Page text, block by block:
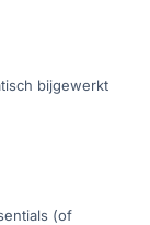
bijgewerkt
(of